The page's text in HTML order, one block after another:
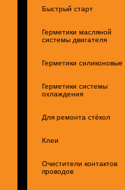
Быстрый старт
Герметики масляной
системы двигателя
Герметики силиконовые
Герметики системы
охлаждения
Для ремонта стёкол
Клеи
Очистители контактов
проводов